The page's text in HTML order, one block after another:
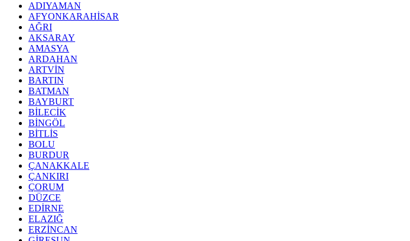
ADIYAMAN
AFYONKARAHİSAR
AĞRI
AKSARAY
AMASYA
ARDAHAN
ARTVİN
BARTIN
BATMAN
BAYBURT
BİLECİK
BİNGÖL
BİTLİS
BOLU
BURDUR
ÇANAKKALE
ÇANKIRI
ÇORUM
DÜZCE
EDİRNE
ELAZIĞ
ERZİNCAN